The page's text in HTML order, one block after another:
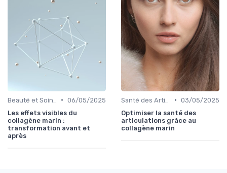
• 06/05/2025
Les effets visibles du
collagène marin :
transformation avant et
après
• 03/05/2025
Optimiser la santé des
articulations grâce au
collagène marin